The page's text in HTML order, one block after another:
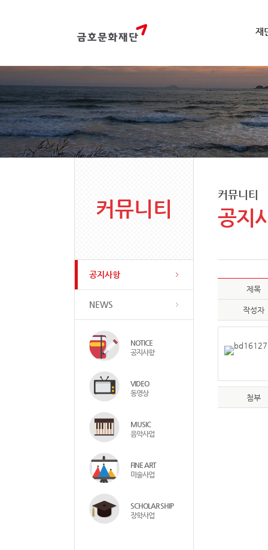
재
커뮤니티
공지사항
NEWS
NOTICE
공지사항
VIDEO
동영상
MUSIC
음악사업
FINE ART
미술사업
SCHOLAR SHIP
장학사업
커뮤니티
공지
제목
작성자
첨부